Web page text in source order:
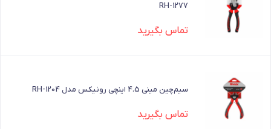
RH-1277
تماس بگیرید
سیم‌چین مینی 4.5 اینچی رونیکس مدل RH-1204
تماس بگیرید